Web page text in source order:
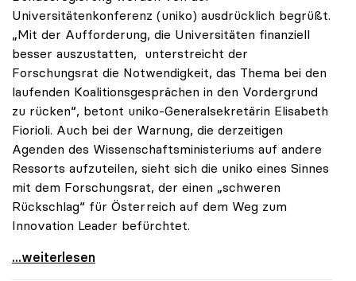
Universitätenkonferenz (uniko) ausdrücklich begrüßt.
„Mit der Aufforderung, die Universitäten finanziell
besser auszustatten, unterstreicht der
Forschungsrat die Notwendigkeit, das Thema bei den
laufenden Koalitionsgesprächen in den Vordergrund
zu rücken“, betont uniko-Generalsekretärin Elisabeth
Fiorioli. Auch bei der Warnung, die derzeitigen
Agenden des Wissenschaftsministeriums auf andere
Ressorts aufzuteilen, sieht sich die uniko eines Sinnes
mit dem Forschungsrat, der einen „schweren
Rückschlag“ für Österreich auf dem Weg zum
Innovation Leader befürchtet.
uniko begrüsst Initiative des Forschungsrats für
...weiterlesen